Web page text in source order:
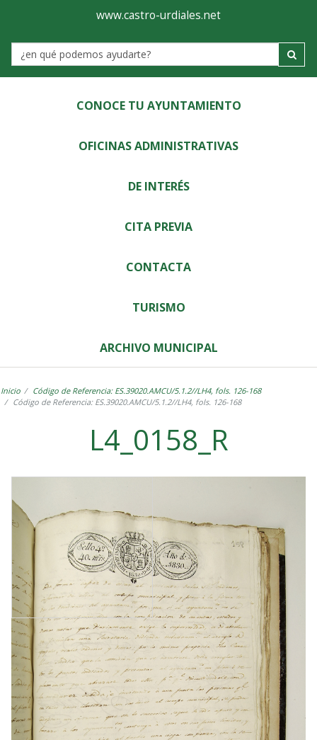
Ayuntamiento
de
Castro-
Urdiales
www.castro-urdiales.net
Label
CONOCE TU AYUNTAMIENTO
OFICINAS ADMINISTRATIVAS
DE INTERÉS
CITA PREVIA
CONTACTA
TURISMO
ARCHIVO MUNICIPAL
Inicio
Código de Referencia: ES.39020.AMCU/5.1.2//LH4, fols. 126-168
Código de Referencia: ES.39020.AMCU/5.1.2//LH4, fols. 126-168
L4_0158_R